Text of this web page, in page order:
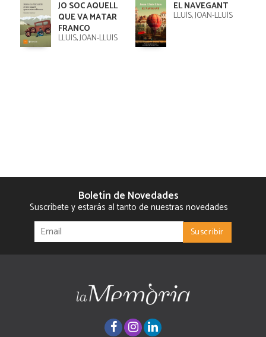
JO SOC AQUELL
QUE VA MATAR
FRANCO
LLUÍS, JOAN-LLUÍS
EL NAVEGANT
LLUÍS, JOAN-LLUÍS
Boletín de Novedades
Suscríbete y estarás al tanto de nuestras novedades